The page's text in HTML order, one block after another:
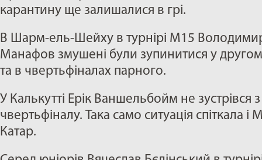
карантину ще залишалися в грі.
В Шарм-ель-Шейху в турнірі М15
Манафов змушені були зупинитися у
та в чвертьфіналах парного.
У Калькутті Ерік Ваншельбойм не зустрівся
чвертьфіналу. Така само ситуація спіткала
Катар.